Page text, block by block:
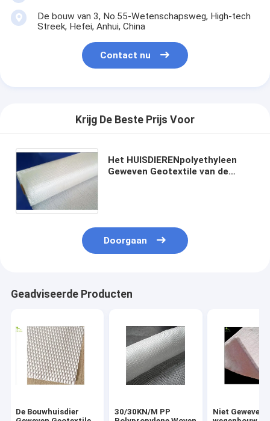
De bouw van 3, No.55-Wetenschapsweg, High-tech
Streek, Hefei, Anhui, China
Contact nu
Krijg De Beste Prijs Voor
Het HUISDIERENpolyethyleen
Geweven Geotextile van de
Doorgaan
Geadviseerde Producten
De Bouwhuisdier
30/30KN/M PP
Niet Geweven